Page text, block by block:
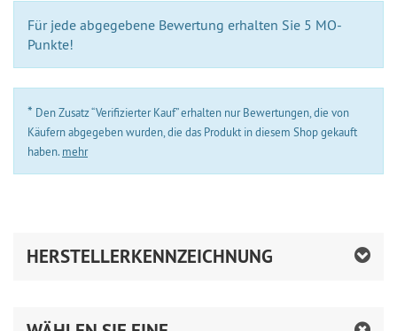
Für jede abgegebene Bewertung erhalten Sie 5 MO-
Punkte!
* Den Zusatz “Verifizierter Kauf” erhalten nur Bewertungen, die von
Käufern abgegeben wurden, die das Produkt in diesem Shop gekauft
haben. mehr
HERSTELLERKENNZEICHNUNG